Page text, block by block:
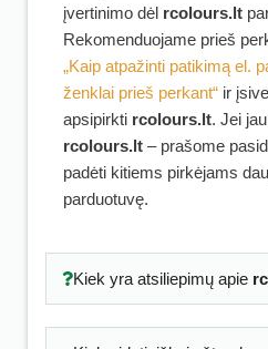
įvertinimo dėl rcolours.lt
Rekomenduojame prieš
„Kaip atpažinti patikimą el.
ženklai prieš perkant“ ir
apsipirkti rcolours.lt. Jei
rcolours.lt – prašome
padėti kitiems pirkėjams
parduotuvę.
Kiek yra atsiliepimų apie